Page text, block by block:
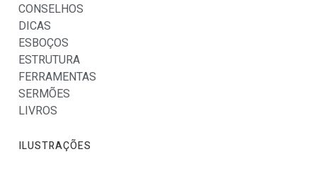
CONSELHOS
DICAS
ESBOÇOS
ESTRUTURA
FERRAMENTAS
SERMÕES
LIVROS
ILUSTRAÇÕES